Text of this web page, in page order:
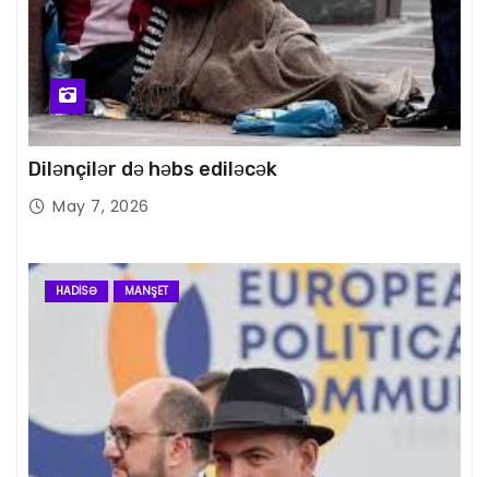
Dilənçilər də həbs ediləcək
May 7, 2026
HADISƏ MANŞET